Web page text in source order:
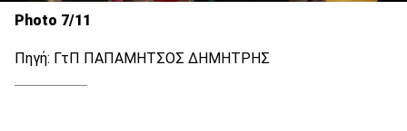
Photo 7/11
Πηγή: ΓτΠ ΠΑΠΑΜΗΤΣΟΣ ΔΗΜΗΤΡΗΣ